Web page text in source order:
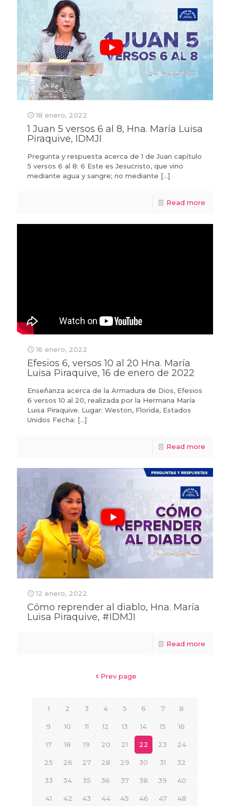
18 enero, 2022
1 Juan 5 versos 6 al 8, Hna. María Luisa
Piraquive, IDMJI
Pregunta y respuesta acerca de 1 de Juan capítulo
5 versos 6 al 8: 6 Este es Jesucristo, que vino
mediante agua y sangre; no mediante […]
Read more
16 enero, 2022
Efesios 6, versos 10 al 20 Hna. María
Luisa Piraquive, 16 de enero de 2022
Enseñanza acerca de la Armadura de Dios, Efesios
6 versos 10 al 20, realizada por la Hermana María
Luisa Piraquive. Lugar: Weston, Florida, Estados
Unidos Fecha: […]
Read more
12 enero, 2022
Cómo reprender al diablo, Hna. María
Luisa Piraquive, #IDMJI
Read more
Prev page
1 2 3 4 5 6 7 8
9 10 11 12 13 14 15 16
17 18 19 20 21 22 23 24
25 26 27 28 29 30 31 32
33 34 35 36 37 38 39 40
41 42 43 44 45 46 47 48